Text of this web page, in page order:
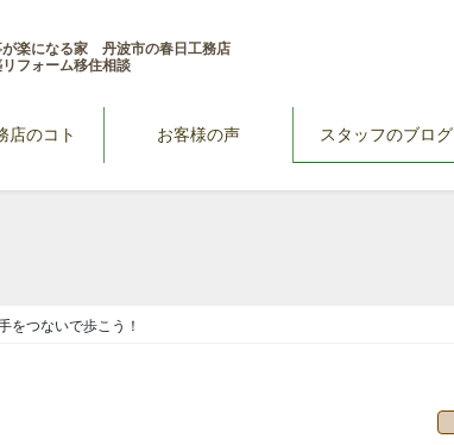
が楽になる家 丹波市の春日工務店
フォーム移住相談
店のコト お客様の声 スタッフのブログ
をつないで歩こう！